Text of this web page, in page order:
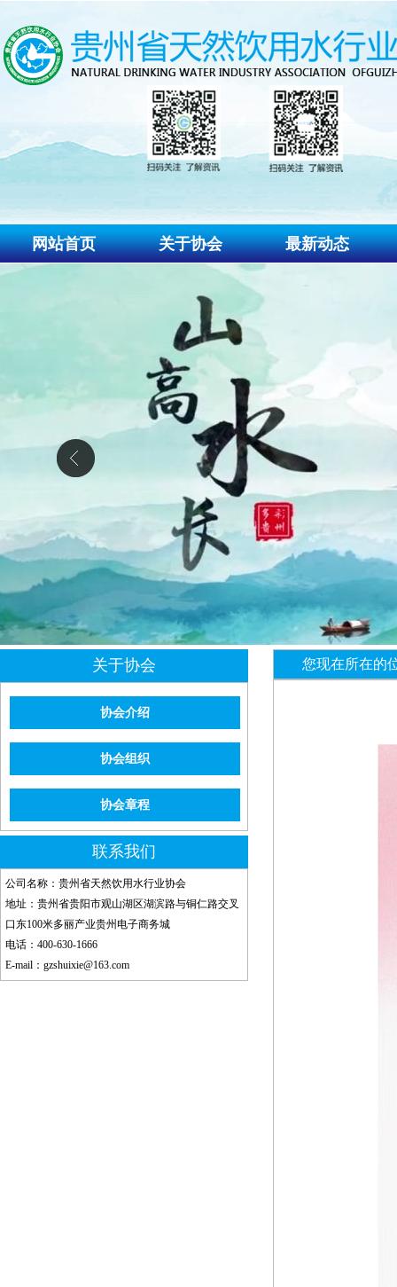
网站首页 关于协会
协会组织
协会章程
最新动态
关于协会
协会介绍
协会组织
协会章程
联系我们
公司名称：贵州省天然饮用水行业协会
地址：贵州省贵阳市观山湖区湖滨路与铜仁路交叉
口东100米多丽产业贵州电子商务城
电话：400-630-1666
E-mail：gzshuixie@163.com
您现在所在的